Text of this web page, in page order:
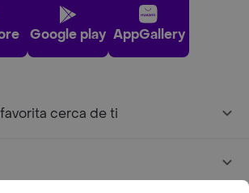
Google play AppGallery
cerca de ti